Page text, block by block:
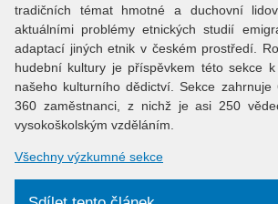
tradičních témat hmotné a duchovní
aktuálními problémy etnických studií
adaptací jiných etnik v českém prostředí.
hudební kultury je příspěvkem této sekce
našeho kulturního dědictví. Sekce
360 zaměstnanci, z nichž je asi 250
vysokoškolským vzděláním.
Všechny výzkumné sekce